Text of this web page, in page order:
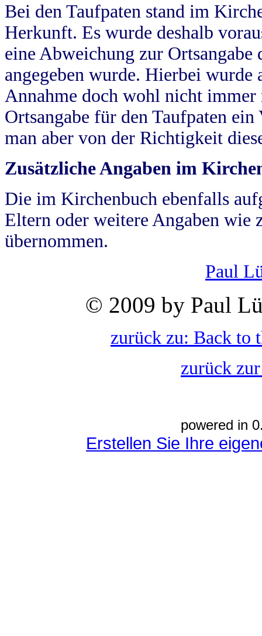
Bei den Taufpaten stand im
Herkunft. Es wurde deshalb
eine Abweichung zur
angegeben wurde. Hierbei wurde
Annahme doch wohl nicht
Ortsangabe für den Taufpaten
man aber von der Richtigkeit
Zusätzliche Angaben im
Die im Kirchenbuch ebenfalls
Eltern oder weitere Angaben wie
übernommen.
Paul
© 2009 by Paul
zurück zu: Back to
zurück
powered in
Erstellen Sie Ihre